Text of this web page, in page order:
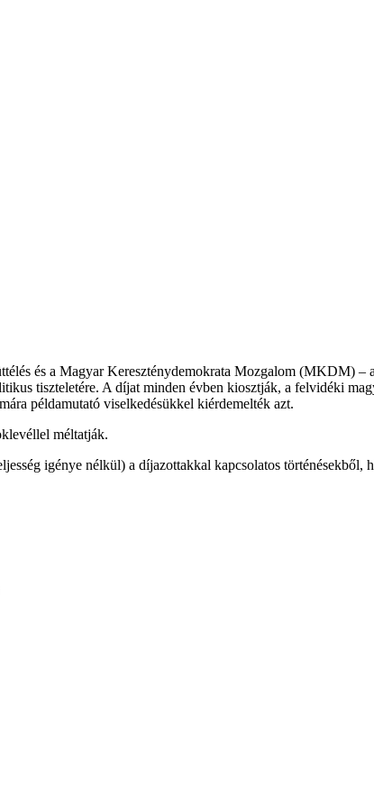
és a Magyar Kereszténydemokrata Mozgalom (MKDM)
tiszteletére. A díjat minden évben kiosztják, a felvidéki
példamutató viselkedésükkel kiérdemelték azt.
méltatják.
igénye nélkül) a díjazottakkal kapcsolatos történésekből,